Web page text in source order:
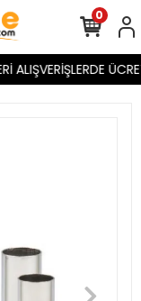
ALIŞVERİŞLERDE
0